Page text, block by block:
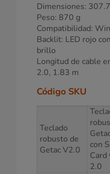
Dimensiones:
Peso: 870 g
Compatibilidad:
Backlit: LED rojo
brillo
Longitud de cable
2.0, 1.83 m
Código SKU
Teclado
robusto de
Getac V2.0
con
Card
2.0